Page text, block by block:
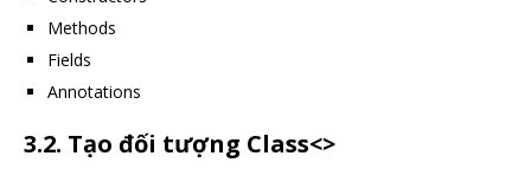
Methods
Fields
Annotations
3.2. Tạo đối tượng Class<>